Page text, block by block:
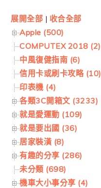
展開全部 | 收合全部
Apple (500)
COMPUTEX 2018 (2)
中風復健指南 (6)
信用卡或刷卡攻略 (10)
印表機 (4)
各類3C開箱文 (3233)
就是愛運動 (109)
就是要出國 (36)
居家裝潢 (8)
有趣的分享 (286)
未分類 (698)
機車大小事分享 (4)